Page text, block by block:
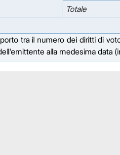
Totale
tra il numero dei diritti di
alla medesima data